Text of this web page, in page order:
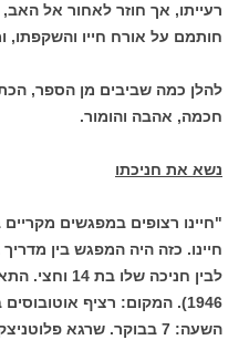
רעייתו, אך חוזר לאחור אל
חותמם על אורח חייו והשקפתו,
להלן כמה שביבים מן הספר,
חכמה, אהבה והומור.
נשא את חניכתו
"חיינו רצופים במפגשים
לבין חניכה
1946). המקום: רציף
השעה: 7 בבוקר. שרגא